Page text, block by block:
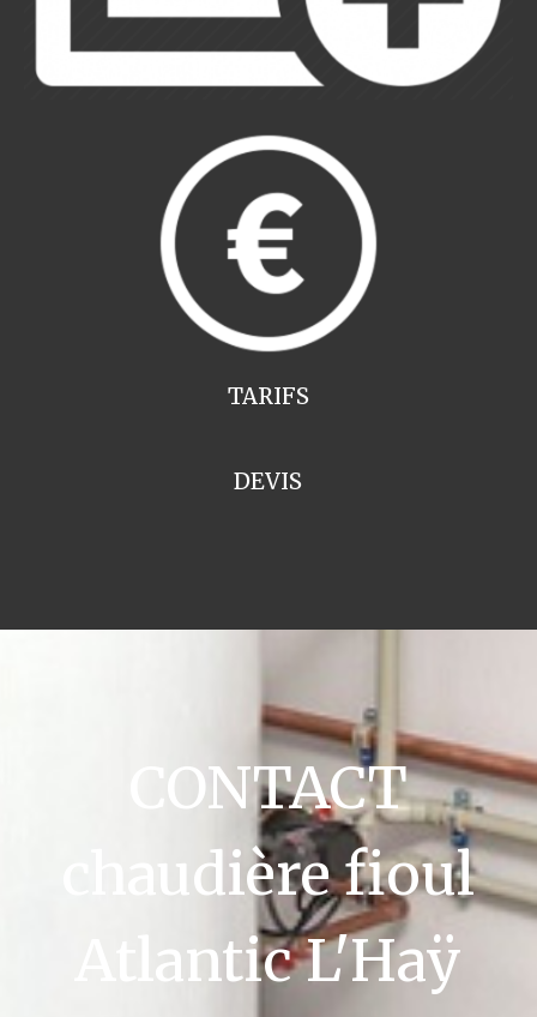
TARIFS
DEVIS
CONTACT
chaudière fioul
Atlantic L'Haÿ